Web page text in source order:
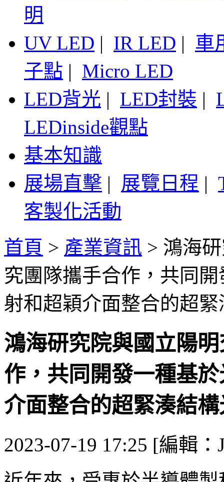
明
UV LED | IR LED | 車
子點 | Micro LED
LED背光 | LED封裝 |
LEDinside觀點
基本知識
展場直擊 | 展覽日程 |
客製化活動
首頁 > 產業資訊 > 鴻海
究團隊攜手合作，共同
射和超穎介面整合的超
鴻海研究院與國立陽
作，共同開發一種基
介面整合的超緊湊結
2023-07-19 17:25 [編輯：